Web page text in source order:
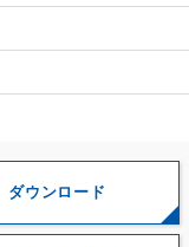
ダウンロード